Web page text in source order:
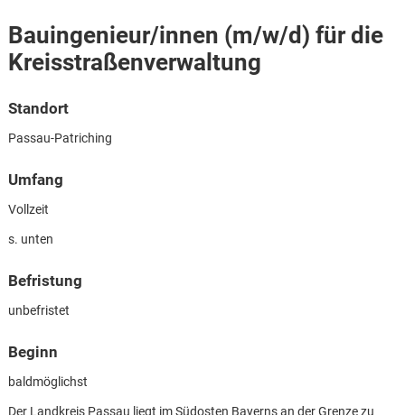
Bauingenieur/innen (m/w/d) für die
Kreisstraßenverwaltung
Standort
Passau-Patriching
Umfang
Vollzeit
s. unten
Befristung
unbefristet
Beginn
baldmöglichst
Der Landkreis Passau liegt im Südosten Bayerns an der Grenze zu